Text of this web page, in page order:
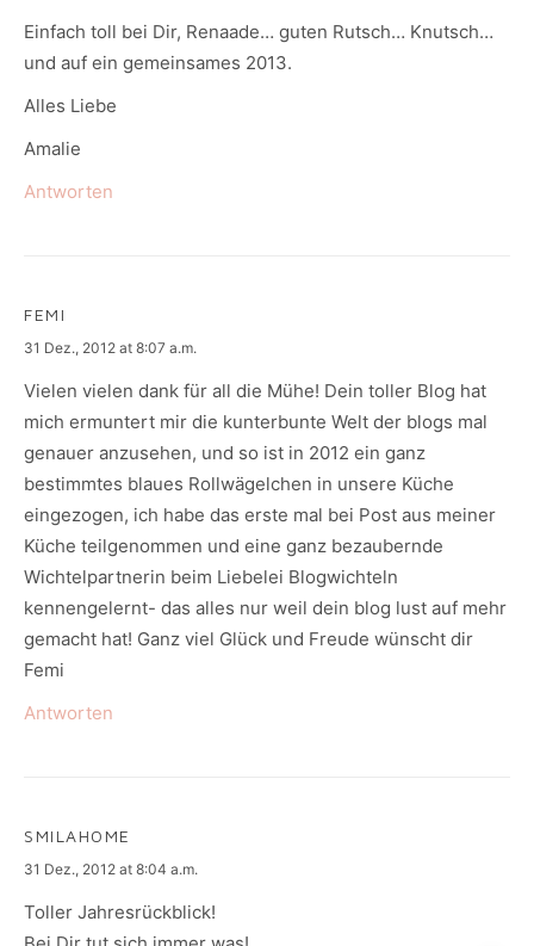
Einfach toll bei Dir, Renaade… guten Rutsch… Knutsch…
und auf ein gemeinsames 2013.
Alles Liebe
Amalie
Antworten
FEMI
says:
31 Dez., 2012 at 8:07 a.m.
Vielen vielen dank für all die Mühe! Dein toller Blog hat
mich ermuntert mir die kunterbunte Welt der blogs mal
genauer anzusehen, und so ist in 2012 ein ganz
bestimmtes blaues Rollwägelchen in unsere Küche
eingezogen, ich habe das erste mal bei Post aus meiner
Küche teilgenommen und eine ganz bezaubernde
Wichtelpartnerin beim Liebelei Blogwichteln
kennengelernt- das alles nur weil dein blog lust auf mehr
gemacht hat! Ganz viel Glück und Freude wünscht dir
Femi
Antworten
SMILAHOME
says:
31 Dez., 2012 at 8:04 a.m.
Toller Jahresrückblick!